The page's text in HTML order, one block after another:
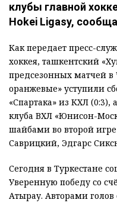
клубы главной
Hokei Ligasy,
Как передает пресс-
хоккея, ташкентский
предсезонных матчей в
оранжевые» уступили
«Спартака» из КХЛ
клуба ВХЛ «Юнисон-
шайбами во второй
Саврицкий, Эдгарс
Сегодня в Туркестане
Уверенную победу со
Атырау. Авторами